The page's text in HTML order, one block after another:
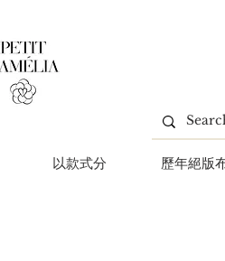
以款式分 歷年絕版